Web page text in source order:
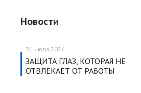
Новости
31 июля 2026
ЗАЩИТА ГЛАЗ, КОТОРАЯ НЕ
ОТВЛЕКАЕТ ОТ РАБОТЫ